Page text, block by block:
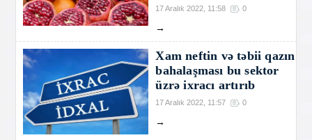
17 Aralık 2022, 11:58 0
→
Xam neftin və təbii qazın
bahalaşması bu sektor
üzrə ixracı artırıb
17 Aralık 2022, 11:57 0
→